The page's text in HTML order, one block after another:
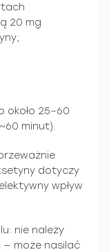
20 mg
około 25–60
minut).
dotyczy
wpływ
nie należy
— może nasilać